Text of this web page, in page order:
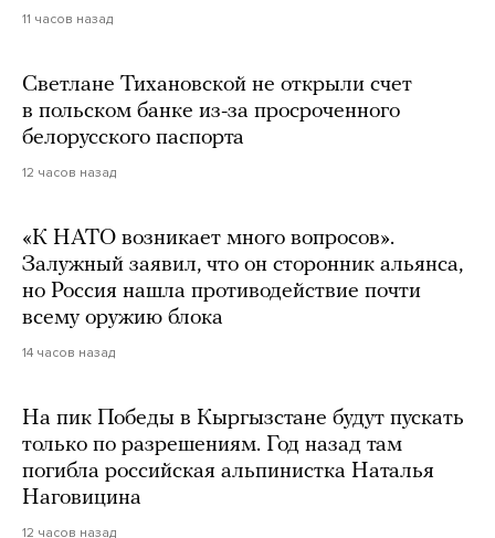
11 часов назад
Светлане Тихановской не открыли счет
в польском банке из-за просроченного
белорусского паспорта
12 часов назад
«К НАТО возникает много вопросов».
Залужный заявил, что он сторонник альянса,
но Россия нашла противодействие почти
всему оружию блока
14 часов назад
На пик Победы в Кыргызстане будут пускать
только по разрешениям. Год назад там
погибла российская альпинистка Наталья
Наговицина
12 часов назад